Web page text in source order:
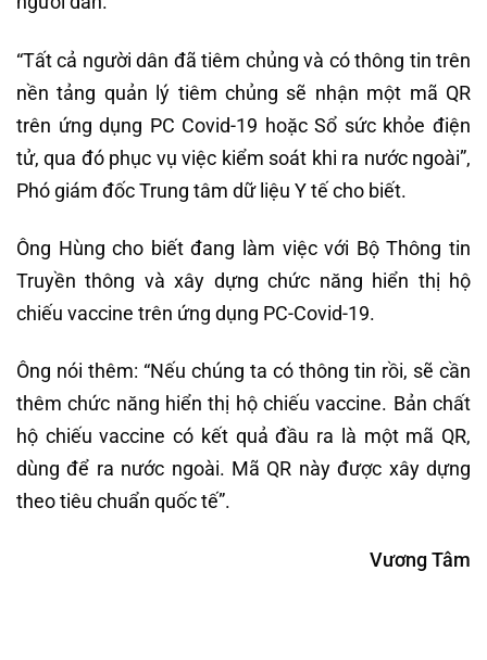
“Tất cả người dân đã tiêm chủng và có thông tin trên
nền tảng quản lý tiêm chủng sẽ nhận một mã QR
trên ứng dụng PC Covid-19 hoặc Sổ sức khỏe điện
tử, qua đó phục vụ việc kiểm soát khi ra nước ngoài”,
Phó giám đốc Trung tâm dữ liệu Y tế cho biết.
Ông Hùng cho biết đang làm việc với Bộ Thông tin
Truyền thông và xây dựng chức năng hiển thị hộ
chiếu vaccine trên ứng dụng PC-Covid-19.
Ông nói thêm: “Nếu chúng ta có thông tin rồi, sẽ cần
thêm chức năng hiển thị hộ chiếu vaccine. Bản chất
hộ chiếu vaccine có kết quả đầu ra là một mã QR,
dùng để ra nước ngoài. Mã QR này được xây dựng
theo tiêu chuẩn quốc tế”.
Vương Tâm